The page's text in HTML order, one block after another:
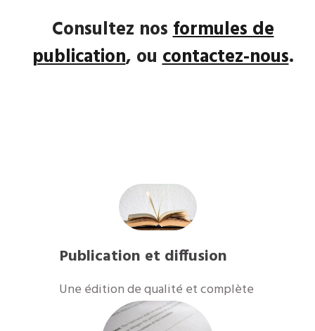
Consultez nosformules de
publication, oucontactez-nous.
Publication et diffusion
Une édition de qualité et complète